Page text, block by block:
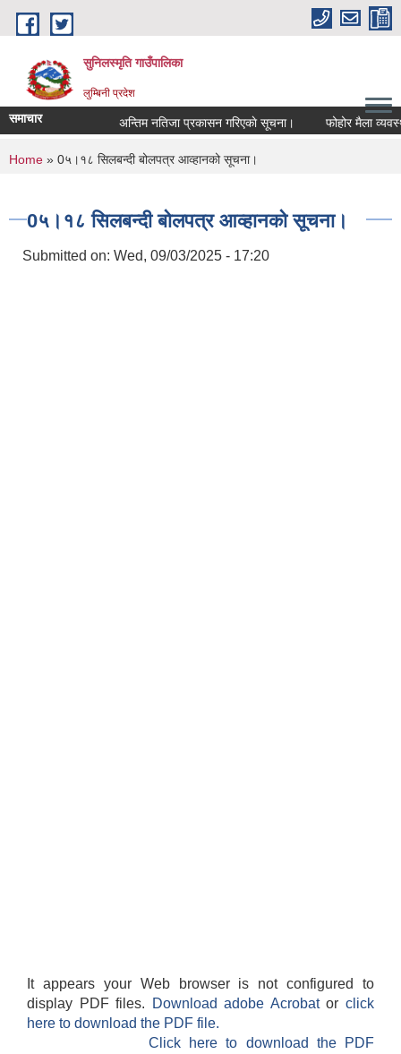
Skip to main content
सुनिलस्मृति गाउँपालिका
लुम्बिनी प्रदेश
समाचार अन्तिम नतिजा प्रकासन गरिएकाे सूचना। फोहोर मैला
You are here
Home » 0५।१८ सिलबन्दी बोलपत्र आव्हानको सूचना।
0५।१८ सिलबन्दी बोलपत्र आव्हानको सूचना।
Submitted on: Wed, 09/03/2025 - 17:20
It appears your Web browser is not configured to
display PDF files.
Download adobe Acrobatorclick
here to download the PDF file.
Click here to download the PDF